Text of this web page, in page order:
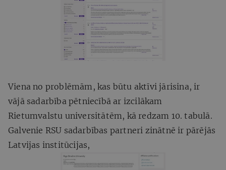
Viena no problēmām, kas būtu aktīvi jārisina, ir
vājā sadarbība pētniecībā ar izcilākam
Rietumvalstu universitātēm, kā redzam 10. tabulā.
Galvenie RSU sadarbības partneri zinātnē ir pārējās
Latvijas institūcijas,